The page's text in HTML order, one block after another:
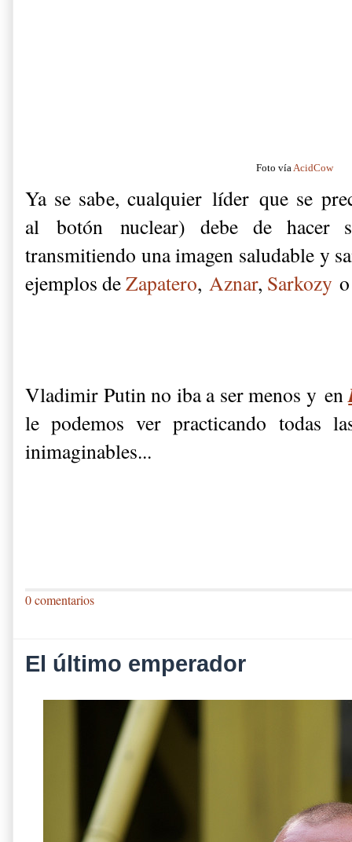
Foto vía AcidCow
Ya se sabe, cualquier líder que se
al botón nuclear) debe de hacer
transmitiendo una imagen saludable y
ejemplos deZapatero, Aznar, Sarkozy
Vladimir Putin no iba a ser menos y en
le podemos ver practicando todas
inimaginables...
0 comentarios
El último emperador